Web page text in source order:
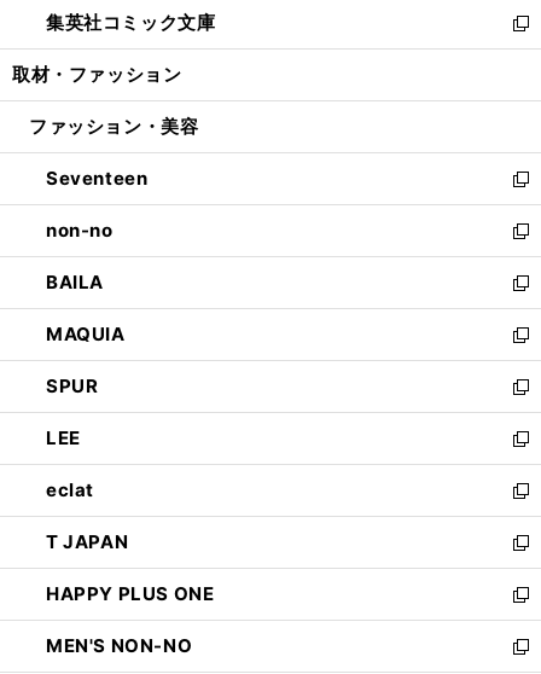
く
で
開
ド
ウ
開
ィ
ン
ウ
開
く
い
ウ
ン
ウ
で
開
く
集英社コミック文庫
新
し
ウ
ン
ド
ウ
で
開
く
取材・ファッション
ファッション・美容
Seventeen
新
し
い
ウ
ィ
ン
ド
ウ
で
開
く
non-no
新
し
い
ウ
ィ
ン
ド
ウ
で
開
く
BAILA
新
し
い
ウ
ィ
ン
ド
ウ
で
開
く
MAQUIA
新
し
い
ウ
ィ
ン
ド
ウ
で
開
く
SPUR
新
し
い
ウ
ィ
ン
ド
ウ
で
開
く
LEE
新
し
い
ウ
ィ
ン
ド
ウ
で
eclat
新
し
い
ウ
ィ
ン
ド
T JAPAN
新
し
い
ウ
ィ
HAPPY PLUS ONE
新
し
い
MEN'S NON-NO
新